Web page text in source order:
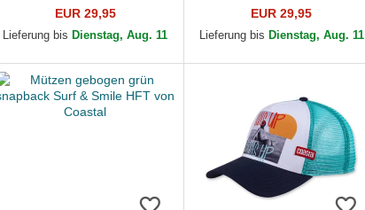
von CoastalEUR 29,95
Lieferung bis Dienstag, Aug. 11
HFT von Coastal
EUR 29,95
Lieferung bis Dienstag, Aug. 11